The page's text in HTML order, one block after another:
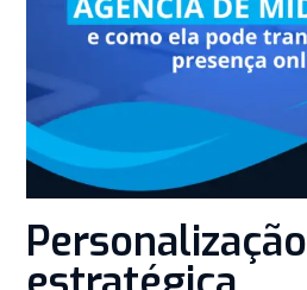
Personalização